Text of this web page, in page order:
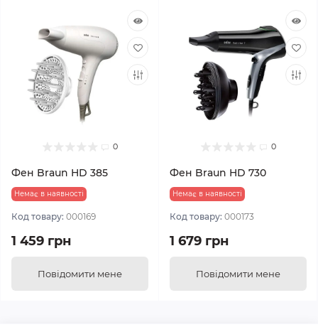
0
Фен Braun HD 385
Немає в наявності
Код товару: 000169
1 459 грн
Повідомити мене
0
Фен Braun HD 730
Немає в наявності
Код товару: 000173
1 679 грн
Повідомити мене